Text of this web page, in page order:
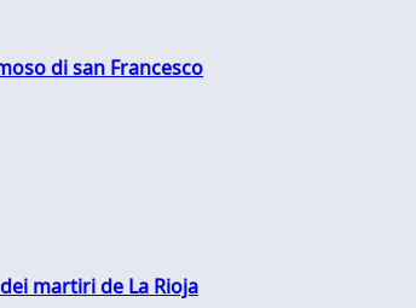
di san Francesco
martiri de La Rioja